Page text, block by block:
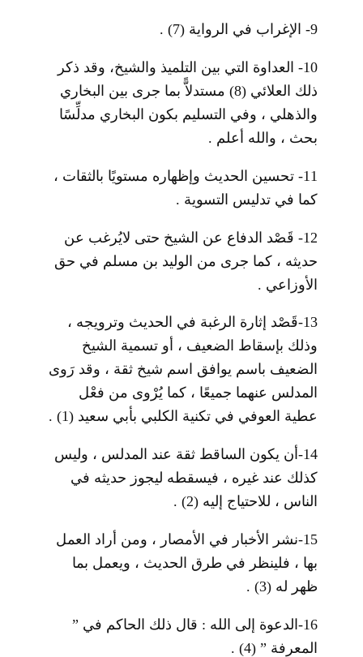
9- الإغراب في الرواية(7)
.
10- العداوة التي بين التلميذ والشيخ، وقد ذكر
ذلك العلائي(8)
مستدلاًّ بما جرى بين البخاري
والذهلي ، وفي التسليم بكون البخاري مدلِّسًا
بحث ، والله أعلم .
11- تحسين الحديث وإظهاره مستويًا بالثقات ،
كما في تدليس التسوية .
12- قَصْد الدفاع عن الشيخ حتى لايُرغب عن
حديثه ، كما جرى من الوليد بن مسلم في حق
الأوزاعي .
13-قَصْد إثارة الرغبة في الحديث وترويجه ،
وذلك بإسقاط الضعيف ، أو تسمية الشيخ
الضعيف باسم يوافق اسم شيخ ثقة ، وقد رَوى
المدلس عنهما جميعًا ، كما يُرْوى من فعْل
عطية العوفي في تكنية الكلبي بأبي سعيد(1)
.
14-أن يكون الساقط ثقة عند المدلس ، وليس
كذلك عند غيره ، فيسقطه ليجوز حديثه في
الناس ، للاحتياج إليه(2)
.
15-نشر الأخبار في الأمصار ، ومن أراد العمل
بها ، فلينظر في طرق الحديث ، ويعمل بما
ظهر له(3)
.
16-الدعوة إلى الله : قال ذلك الحاكم في ”
المعرفة ”(4)
.